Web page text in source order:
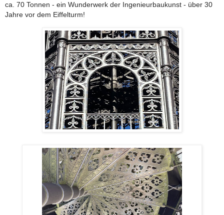
ca. 70 Tonnen - ein Wunderwerk der Ingenieurbaukunst - über 30
Jahre vor dem Eiffelturm!